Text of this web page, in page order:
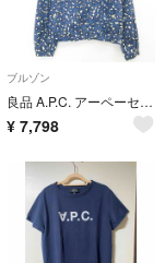
ブルゾン
良品 A.P.C. アーペーセー レオパード柄 ジップジャケット ブルゾン Sサイズ ブルー メンズ 古着 中古 USED
¥ 7,798